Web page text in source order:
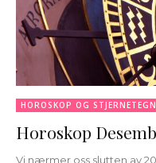
HOROSKOP OG STJERNETEGN
Horoskop
Vi nærmer oss slutten av